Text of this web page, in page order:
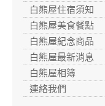
白熊屋住宿須知
白熊屋美食餐點
白熊屋紀念商品
白熊屋最新消息
白熊屋相簿
連絡我們